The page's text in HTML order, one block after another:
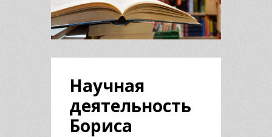
Научная
деятельность
Бориса